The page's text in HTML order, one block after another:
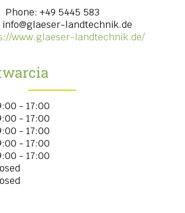
Phone: +49 5445 583
info@glaeser-landtechnik.de
www.glaeser-landtechnik.de/
- 17:00
- 17:00
- 17:00
- 17:00
- 17:00